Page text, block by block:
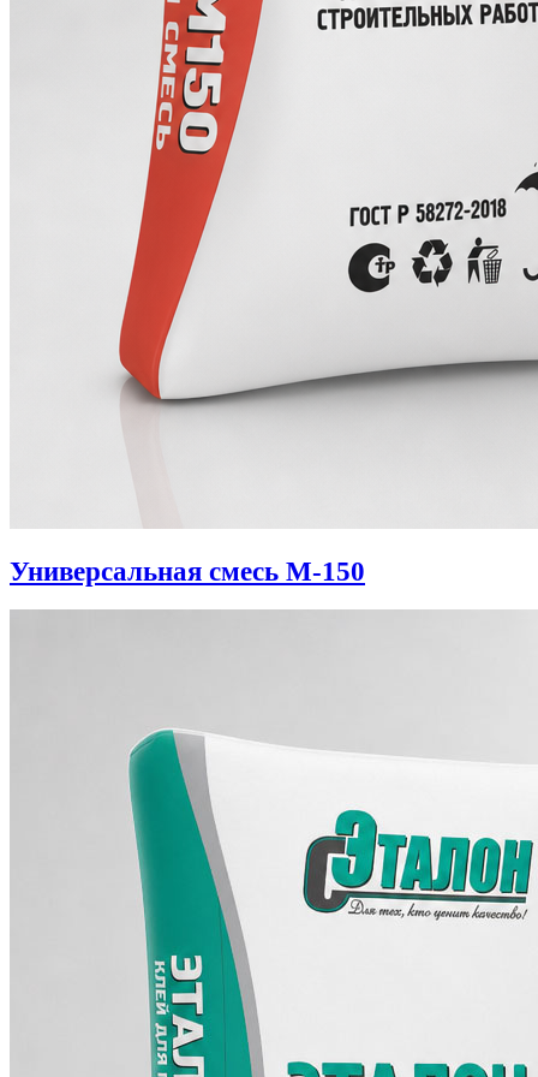
Универсальная смесь М-150